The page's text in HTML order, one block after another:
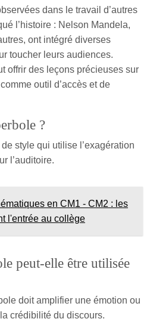
dans le travail d’autres
l’histoire : Nelson Mandela,
ont intégré diverses
toucher leurs audiences.
offrir des leçons précieuses sur
outil d’accès et de
?
style qui utilise l’exagération
l’auditoire.
en CM1 - CM2 : les
l'entrée au collège
peut-elle être utilisée
doit amplifier une émotion ou
crédibilité du discours.